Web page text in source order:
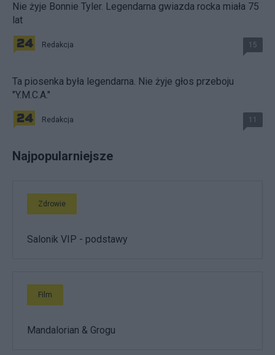
Nie żyje Bonnie Tyler. Legendarna gwiazda rocka miała 75
lat
Redakcja 15
Ta piosenka była legendarna. Nie żyje głos przeboju
"Y.M.C.A."
Redakcja 11
Najpopularniejsze
Zdrowie
Salonik VIP - podstawy
Film
Mandalorian & Grogu